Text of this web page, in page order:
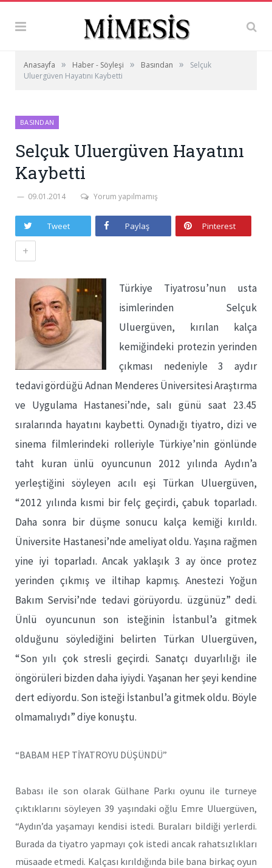
Anasayfa » Haber - Söyleşi » Basından »
Selçuk
Uluergüven Hayatını Kaybetti
BASINDAN
Selçuk Uluergüven Hayatını
Kaybetti
09.01.2014 Yorum yapılmamış
Tweet Paylaş Pinterest
+
Türkiye Tiyatrosu’nun usta
isimlerinden Selçuk
Uluergüven, kırılan kalça
kemiğindeki protezin yerinden
çıkması nedeniyle 3 aydır
tedavi gördüğü Adnan Menderes Üniversitesi Araştırma
ve Uygulama Hastanesi’nde, salı günü saat 23.45
sıralarında hayatını kaybetti. Oynadığı tiyatro, dizi ve
sinema filmlerindeki rolleriyle Türkiye’nin gönlünde
taht kuran ünlü oyuncunun 2012 yılında Aydın’a
yerleştiğini söyleyen acılı eşi Türkan Uluergüven,
“2012 yılında kısmi bir felç geçirdi, çabuk toparladı.
Daha sonra bir düşme sonucu kalça kemiği kırıldı.
Üniversite Hastanesi’nde ameliyat oldu. Yaşına rağmen
yine iyi toparladı. Ancak yaklaşık 3 ay önce protez
yerinden çıkmış ve iltihap kapmış. Anestezi Yoğun
Bakım Servisi’nde tedavi görüyordu. üzgünüz” dedi.
Ünlü oyuncunun son isteğinin İstanbul’a gitmek
olduğunu söylediğini belirten Türkan Uluergüven,
“Son yılı çok stresli geçirdi. Sanatçı duyarlılığı ile
öngörüleri bizden daha iyiydi. Yaşanan her şeyi kendine
dert ediyordu. Son isteği İstanbul’a gitmek oldu. Böyle
olmamalıydı” diye konuştu.
“BABAM HEP TİYATROYU DÜŞÜNDÜ”
Babası ile son olarak Gülhane Parkı oyunu ile turneye
çıktıklarını söyleyen 39 yaşındaki oğlu Emre Uluergüven,
“Aydın’da yaşamayı kendisi istedi. Buraları bildiği yerlerdi.
Burada da tiyatro yapmayı çok istedi ancak rahatsızlıkları
müsaade etmedi. Kalçası kırıldığında bile bana birkaç oyun